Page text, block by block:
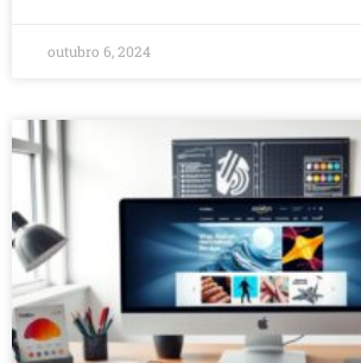
outubro 6, 2024